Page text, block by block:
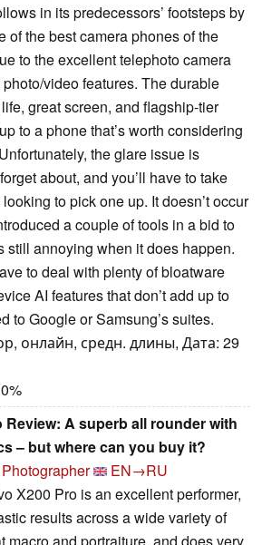
in its predecessors’ footsteps by
of the best camera phones of the
to the excellent telephoto camera
video features. The durable
great screen, and flagship-tier
to a phone that’s worth considering
the glare issue is
about, and you’ll have to take
to pick one up. It doesn’t occur
a couple of tools in a bid to
still annoying when it does happen.
to deal with plenty of bloatware
AI features that don’t add up to
to Google or Samsung’s suites.
онлайн, средн. длины, Дата: 29
Review: A superb all rounder with
– but where can you buy it?
EN→RU
X200 Pro is an excellent performer,
results across a wide variety of
macro and portraiture, and does very